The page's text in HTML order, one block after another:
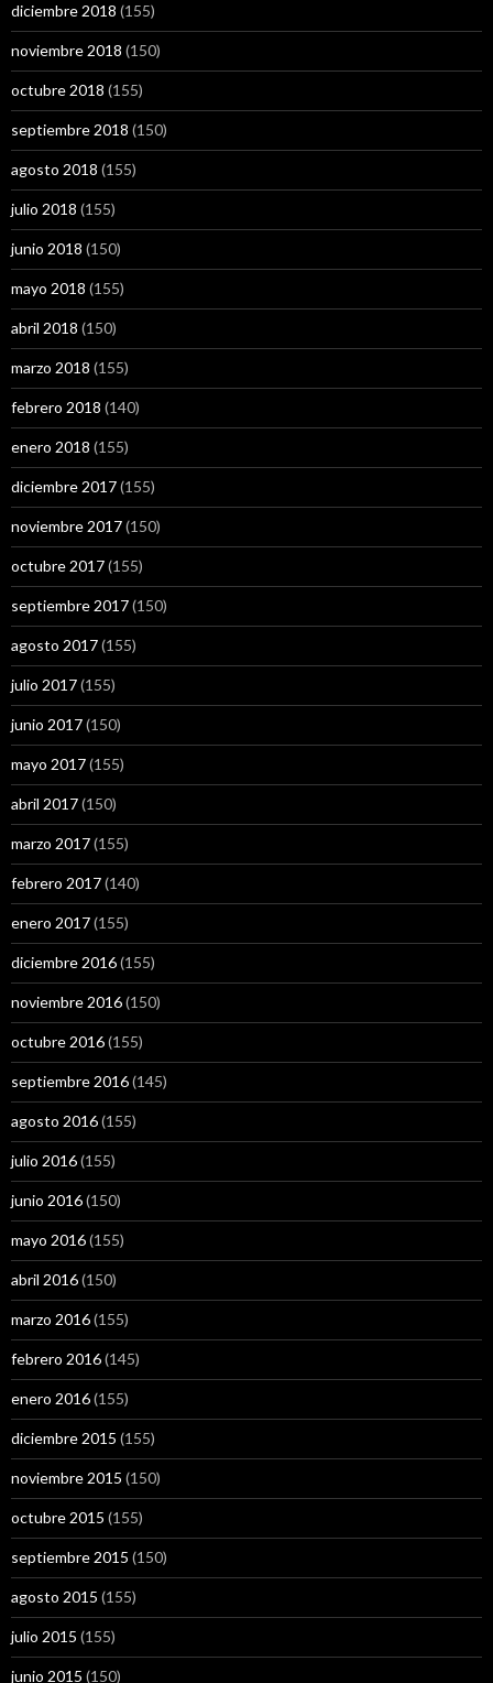
diciembre 2018 (155)
noviembre 2018 (150)
octubre 2018 (155)
septiembre 2018 (150)
agosto 2018 (155)
julio 2018 (155)
junio 2018 (150)
mayo 2018 (155)
abril 2018 (150)
marzo 2018 (155)
febrero 2018 (140)
enero 2018 (155)
diciembre 2017(155)
noviembre 2017(150)
octubre 2017(155)
septiembre 2017(150)
agosto 2017(155)
julio 2017(155)
junio 2017(150)
mayo 2017(155)
abril 2017(150)
marzo 2017(155)
febrero 2017(140)
enero 2017(155)
diciembre 2016(155)
noviembre 2016(150)
octubre 2016(155)
septiembre 2016(145)
agosto 2016(155)
julio 2016(155)
junio 2016(150)
mayo 2016(155)
abril 2016(150)
marzo 2016(155)
febrero 2016(145)
enero 2016(155)
diciembre 2015 (155)
noviembre 2015 (150)
octubre 2015 (155)
septiembre 2015 (150)
agosto 2015 (155)
julio 2015 (155)
junio 2015 (150)